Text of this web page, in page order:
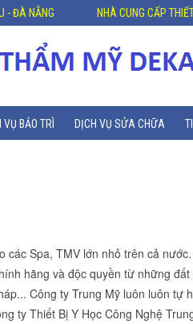
NHÀ CUNG CẤP THIẾT BỊ Y TẾ
VỤ BẢO TRÌ DỊCH VỤ SỬA CHỮA
Spa, TMV lớn nhỏ trên cả
hãng và độc quyền từ những
Công ty Trung Mỹ luôn luôn tự
ty Thiết Bị Y Học Công Nghệ